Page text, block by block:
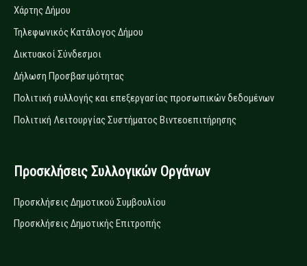
Χάρτης Δήμου
Τηλεφωνικός Κατάλογος Δήμου
Δικτυακοί Σύνδεσμοι
Δήλωση Προσβασιμότητας
Πολιτική συλλογής και επεξεργασίας προσωπικών δεδομένων
Πολιτική Λειτουργίας Συστήματος Βιντεοεπιτήρησης
Προσκλήσεις Συλλογικών Οργάνων
Προσκλήσεις Δημοτικού Συμβουλίου
Προσκλήσεις Δημοτικής Επιτροπής